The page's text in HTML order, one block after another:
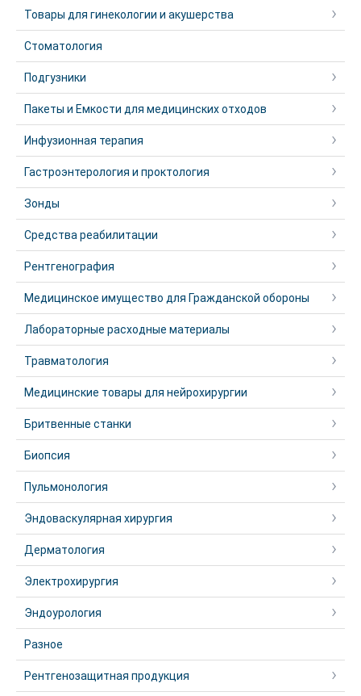
Товары для гинекологии и акушерства
Стоматология
Подгузники
Пакеты и Емкости для медицинских отходов
Инфузионная терапия
Гастроэнтерология и проктология
Зонды
Средства реабилитации
Рентгенография
Медицинское имущество для Гражданской обороны
Лабораторные расходные материалы
Травматология
Медицинские товары для нейрохирургии
Бритвенные станки
Биопсия
Пульмонология
Эндоваскулярная хирургия
Дерматология
Электрохирургия
Эндоурология
Разное
Рентгенозащитная продукция